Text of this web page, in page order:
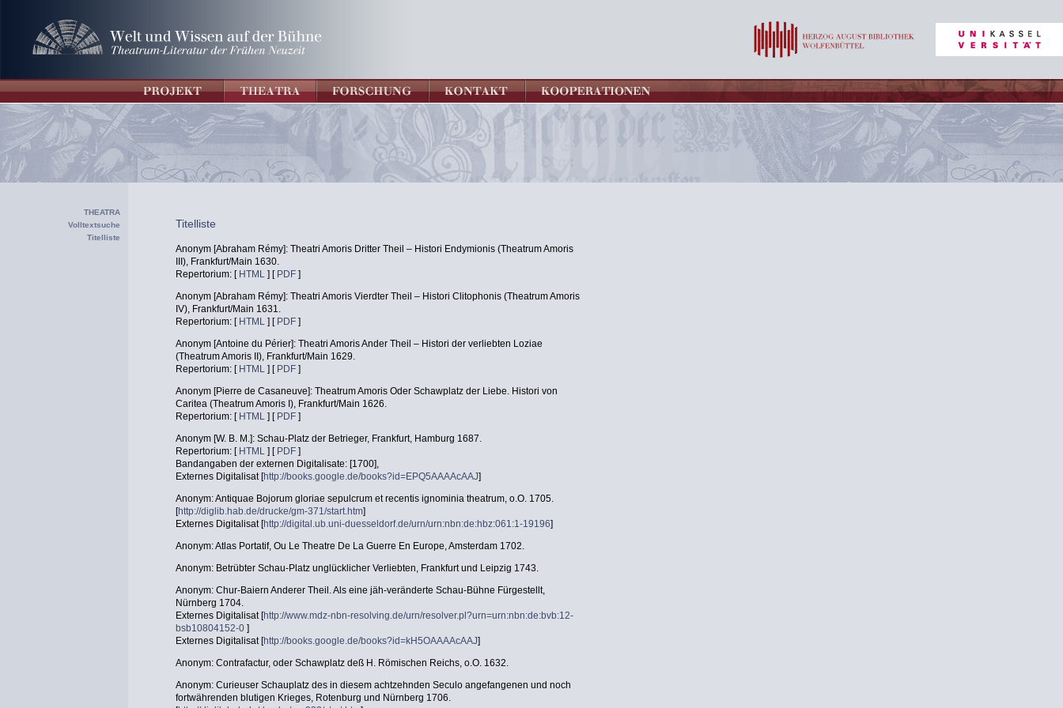
THEATRA
Volltextsuche
Titelliste
Titelliste
Anonym [Abraham Rémy]: Theatri Amoris Dritter Theil – Histori Endymionis (Theatrum Amoris
III), Frankfurt/Main 1630.
Repertorium: [HTML ] [PDF ]
Anonym [Abraham Rémy]: Theatri Amoris Vierdter Theil – Histori Clitophonis (Theatrum Amoris
IV), Frankfurt/Main 1631.
Repertorium: [HTML ] [PDF ]
Anonym [Antoine du Périer]: Theatri Amoris Ander Theil – Histori der verliebten Loziae
(Theatrum Amoris II), Frankfurt/Main 1629.
Repertorium: [HTML ] [PDF ]
Anonym [Pierre de Casaneuve]: Theatrum Amoris Oder Schawplatz der Liebe. Histori von
Caritea (Theatrum Amoris I), Frankfurt/Main 1626.
Repertorium: [HTML ] [PDF ]
Anonym [W. B. M.]: Schau-Platz der Betrieger, Frankfurt, Hamburg 1687.
Repertorium: [HTML ] [PDF ]
Bandangaben der externen Digitalisate: [1700],
Externes Digitalisat [http://books.google.de/books?id=EPQ5AAAAcAAJ]
Anonym: Antiquae Bojorum gloriae sepulcrum et recentis ignominia theatrum, o.O. 1705.
[http://diglib.hab.de/drucke/gm-371/start.htm]
Externes Digitalisat [http://digital.ub.uni-duesseldorf.de/urn/urn:nbn:de:hbz:061:1-19196]
Anonym: Atlas Portatif, Ou Le Theatre De La Guerre En Europe, Amsterdam 1702.
Anonym: Betrübter Schau-Platz unglücklicher Verliebten, Frankfurt und Leipzig 1743.
Anonym: Chur-Baiern Anderer Theil. Als eine jäh-veränderte Schau-Bühne Fürgestellt,
Nürnberg 1704.
Externes Digitalisat [http://www.mdz-nbn-resolving.de/urn/resolver.pl?urn=urn:nbn:de:bvb:12-
bsb10804152-0 ]
Externes Digitalisat [http://books.google.de/books?id=kH5OAAAAcAAJ]
Anonym: Contrafactur, oder Schawplatz deß H. Römischen Reichs, o.O. 1632.
Anonym: Curieuser Schauplatz des in diesem achtzehnden Seculo angefangenen und noch
fortwährenden blutigen Krieges, Rotenburg und Nürnberg 1706.